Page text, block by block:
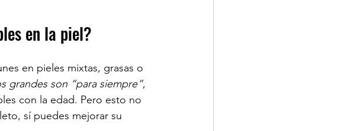
en la piel?
en pieles mixtas, grasas o
grandes son “para siempre”,
con la edad. Pero esto no
sí puedes mejorar su